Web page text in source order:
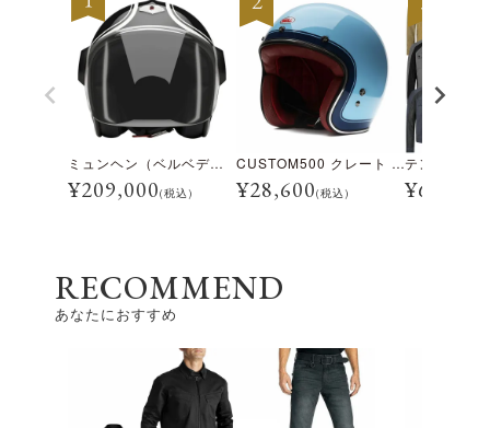
ミュンヘン（ベルベデーレ）
¥209,000(税込)
CUSTOM500 クレート アイスブルー
¥28,600(税込) ¥69,300
RECOMMEND
あなたにおすすめ